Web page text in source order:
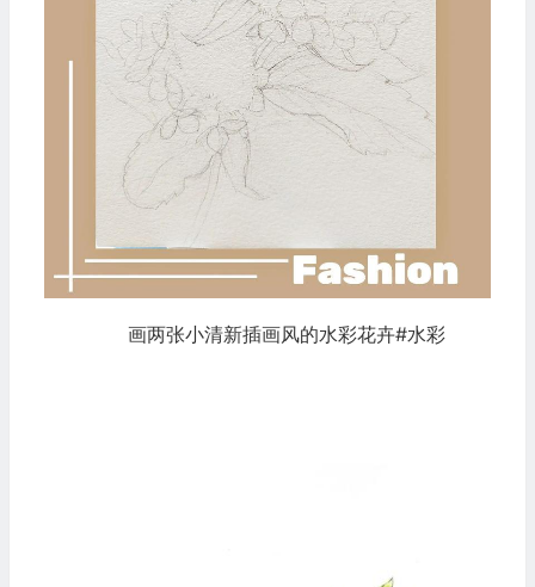
画两张小清新插画风的水彩花卉#水彩